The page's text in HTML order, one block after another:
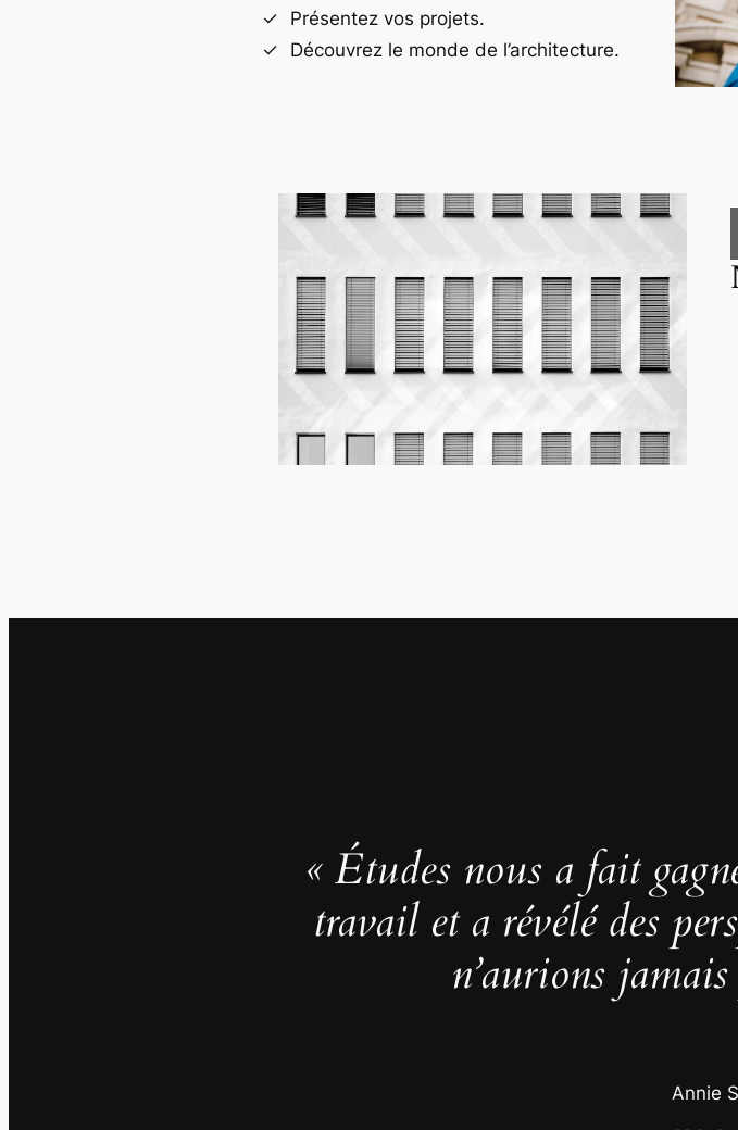
Présentez vos projets.
Découvrez le monde de l’architecture.
« Études nous a fait
travail et a révélé des
n’aurions
Annie